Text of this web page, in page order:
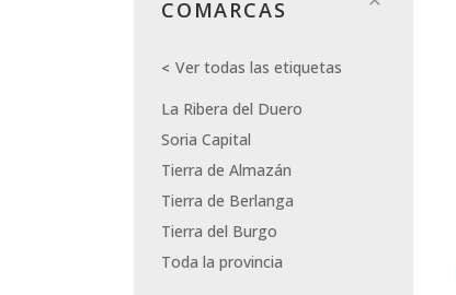
COMARCAS
Ver todas las etiquetas
La Ribera del Duero
Soria Capital
Tierra de Almazán
Tierra de Berlanga
Tierra del Burgo
Toda la provincia